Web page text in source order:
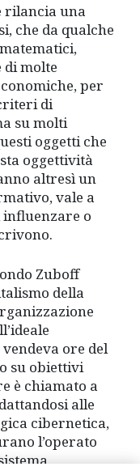
rilancia una
che da qualche
di molte
per
di
su molti
oggetti che
oggettività
altresì un
vale a
influenzare o
Zuboff
della
ore del
su obiettivi
è chiamato a
alle
cibernetica,
l’operato